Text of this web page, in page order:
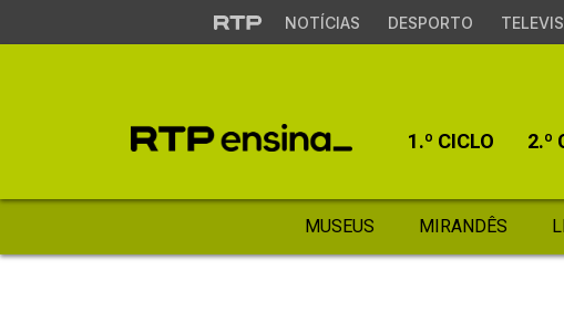
NOTÍCIAS DESPORTO
1.º CICLO 2.º
MUSEUS MIRANDÊS